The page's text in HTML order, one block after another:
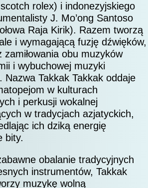
rolex) i indonezyjskiego
J. Mo’ong Santoso
Raja Kirik). Razem tworzą
i wymagającą fuzję dźwięków,
zamiłowania obu muzyków
i wybuchowej muzyki
Nazwa Takkak Takkak oddaje
w kulturach
i perkusji wokalnej
w tradycjach azjatyckich,
ich dziką energię
bity.
obalanie tradycyjnych
instrumentów, Takkak
muzykę wolną